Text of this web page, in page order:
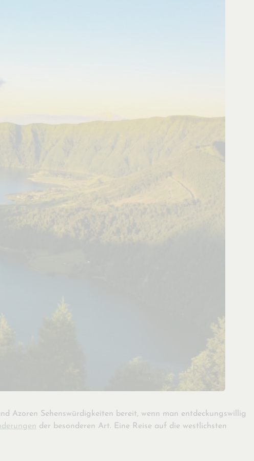
Azoren Sehenswürdigkeiten bereit, wenn man entdeckungswillig
der besonderen Art. Eine Reise auf die westlichsten